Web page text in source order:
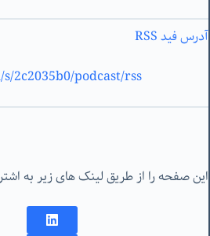
آدرس فید RSS
2c2035b0/podcast/rss
این صفحه را از طریق لینک های زیر به